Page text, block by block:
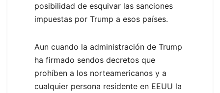
posibilidad de esquivar las sanciones
impuestas por Trump a esos países.
Aun cuando la administración de Trump
ha firmado sendos decretos que
prohíben a los norteamericanos y a
cualquier persona residente en EEUU la